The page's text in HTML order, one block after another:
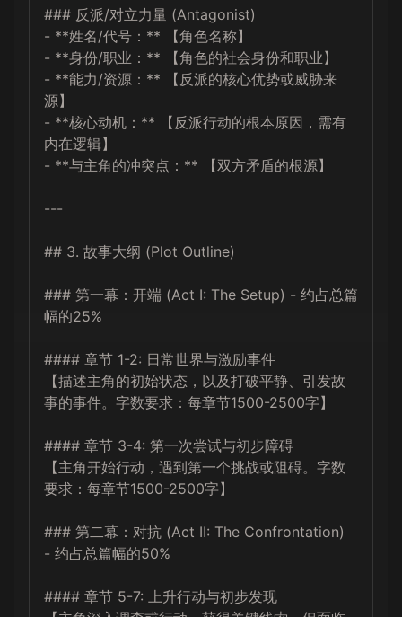
### 反派/对立力量 (Antagonist)
- **姓名/代号：** 【角色名称】
- **身份/职业：** 【角色的社会身份和职业】
- **能力/资源：** 【反派的核心优势或威胁来
源】
- **核心动机：** 【反派行动的根本原因，需有
内在逻辑】
- **与主角的冲突点：** 【双方矛盾的根源】
---
## 3. 故事大纲 (Plot Outline)
### 第一幕：开端 (Act I: The Setup) - 约占总篇
幅的25%
#### 章节 1-2: 日常世界与激励事件
【描述主角的初始状态，以及打破平静、引发故
事的事件。字数要求：每章节1500-2500字】
#### 章节 3-4: 第一次尝试与初步障碍
【主角开始行动，遇到第一个挑战或阻碍。字数
要求：每章节1500-2500字】
### 第二幕：对抗 (Act II: The Confrontation)
- 约占总篇幅的50%
#### 章节 5-7: 上升行动与初步发现